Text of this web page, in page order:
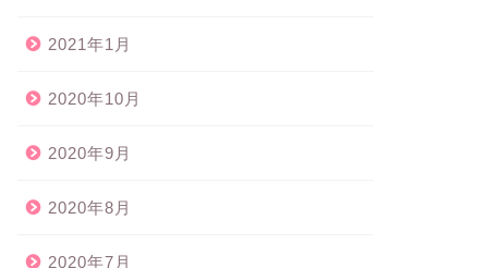
2021年1月
2020年10月
2020年9月
2020年8月
2020年7月